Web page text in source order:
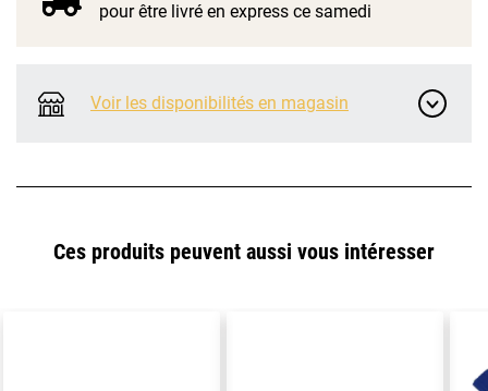
pour être livré en express ce samedi
Voir les disponibilités en magasin
Ces produits peuvent aussi vous intéresser